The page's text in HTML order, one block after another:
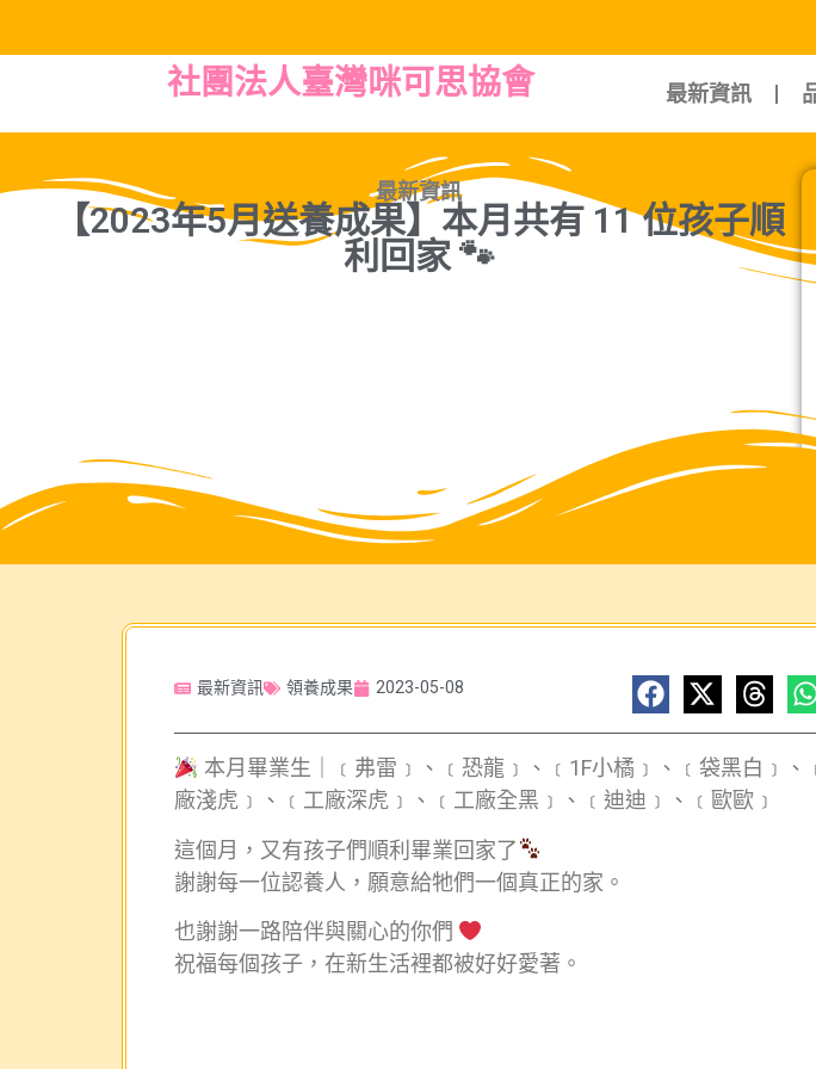
社團法人臺灣咪可思協會 最新資訊
最新資訊
【2023年5月送養成果】本月共有 11 位孩子順
利回家 🐾
最新資訊 領養成果 2023-05-08
本月畢業生｜﹝弗雷﹞、﹝恐龍﹞、﹝1F小橘﹞、﹝袋黑白﹞
廠淺虎﹞、﹝工廠深虎﹞、﹝工廠全黑﹞、﹝迪迪﹞、﹝歐歐﹞
這個月，又有孩子們順利畢業回家了
謝謝每一位認養人，願意給牠們一個真正的家。
也謝謝一路陪伴與關心的你們
祝福每個孩子，在新生活裡都被好好愛著。